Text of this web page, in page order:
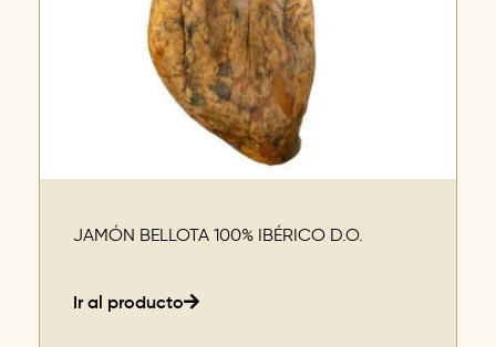
JAMÓN BELLOTA 100% IBÉRICO D.O.
Ir al producto